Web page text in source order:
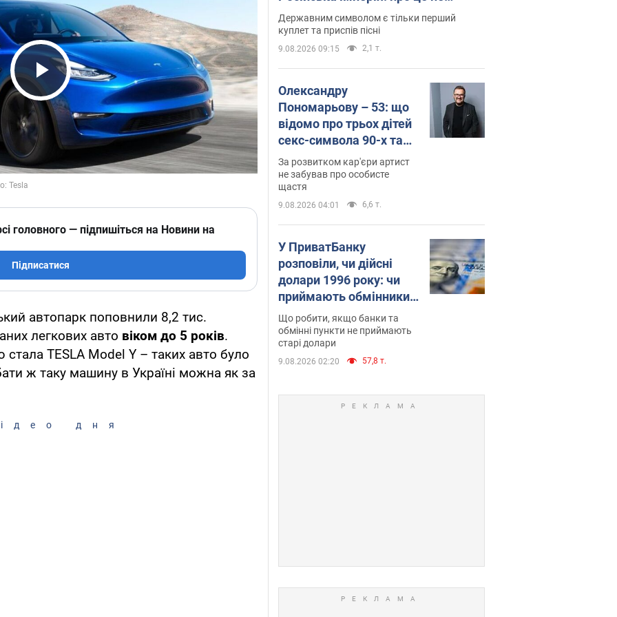
Play Video
головного — підпишіться на Новини на
Підписатися
автопарк поповнили 8,2 тис.
легкових авто віком до 5 років.
TESLA Model Y – таких авто було
ж таку машину в Україні можна як за
дня
розповідають у школі
Державним символом є тільки перший
куплет та приспів пісні
9.08.2026 09:15 2,1 т.
Олександру
Пономарьову – 53: що
відомо про трьох дітей
секс-символа 90-х та
який вигляд вони
мають
За розвитком кар'єри артист
не забував про особисте
щастя
9.08.2026 04:01 6,6 т.
У ПриватБанку
розповіли, чи дійсні
долари 1996 року: чи
приймають обмінники
та банки такі купюри
Що робити, якщо банки та
обмінні пункти не приймають
старі долари
9.08.2026 02:20 57,8 т.